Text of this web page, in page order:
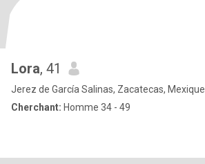
Lora, 41
Jerez de García Salinas, Zacatecas, Mexique
Cherchant: Homme 34 - 49